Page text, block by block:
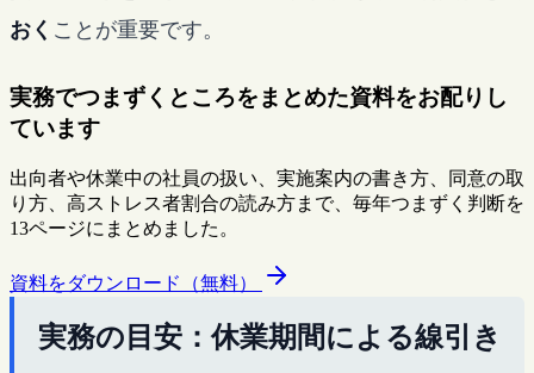
おく ことが重要です。
実務でつまずくところをまとめた資料をお配りし
ています
出向者や休業中の社員の扱い、実施案内の書き方、同意の取
り方、高ストレス者割合の読み方まで、毎年つまずく判断を
13ページにまとめました。
資料をダウンロード（無料）
実務の目安：休業期間による線引き